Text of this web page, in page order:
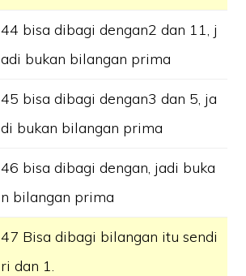
44 bisa dibagi dengan2 dan 11, j
adi bukan bilangan prima
45 bisa dibagi dengan3 dan 5, ja
di bukan bilangan prima
46 bisa dibagi dengan, jadi buka
n bilangan prima
47 Bisa dibagi bilangan itu sendi
ri dan 1.